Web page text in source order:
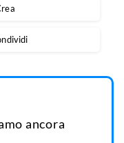
ancora